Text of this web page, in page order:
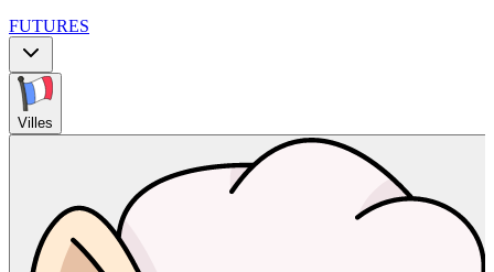
FUTURES
Villes